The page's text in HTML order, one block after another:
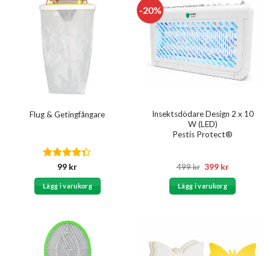
Flug & Getingfångare
Betygsatt
4.29av 5
99 kr
Lägg i varukorg
-20%
Insektsdödare Design 2 x 10
W (LED)
Pestis Protect®
499kr Det
priset
var:
499 kr.
399 krDet
priset
399 kr.
Lägg i varukorg